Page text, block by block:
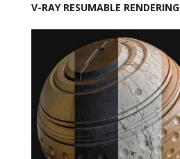
V-RAY RESUMABLE RENDERING